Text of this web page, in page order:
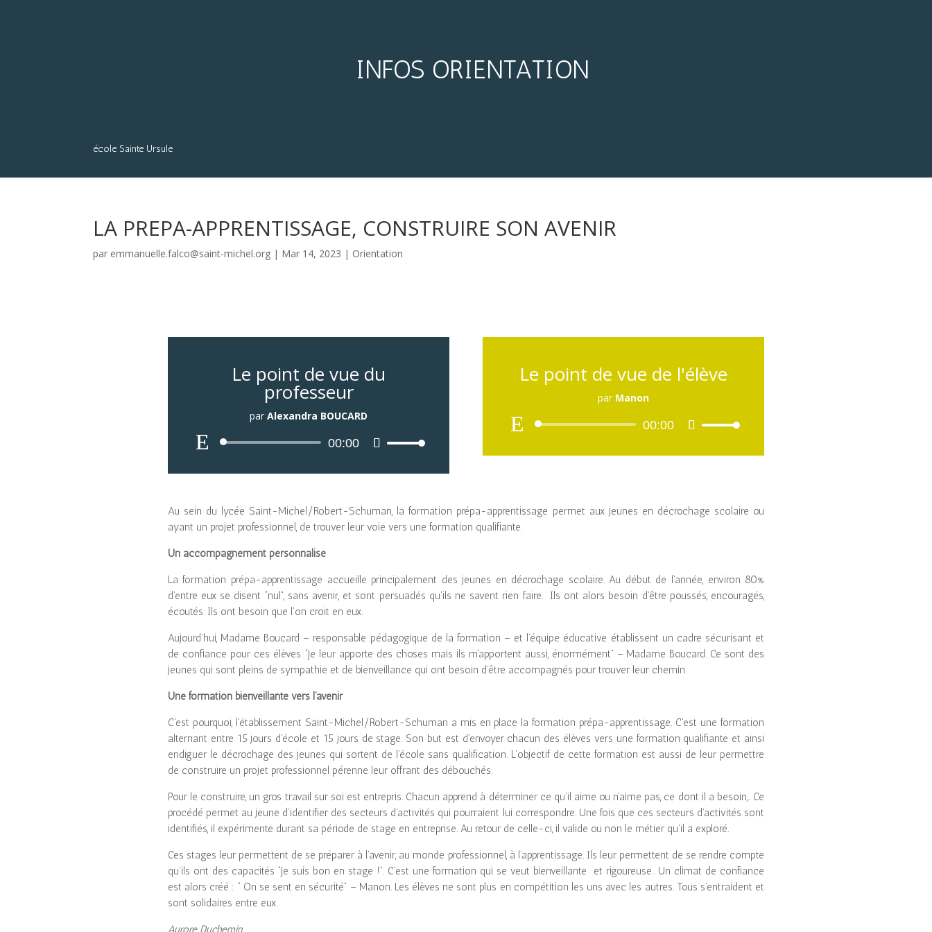
INFOS ORIENTATION
école Sainte Ursule
LA PREPA-APPRENTISSAGE, CONSTRUIRE SON AVENIR
par emmanuelle.falco@saint-michel.org | Mar 14, 2023 | Orientation
Le point de vue du
professeur
parAlexandra BOUCARD
Lecteur00:00
Utilisez
flèches
pour
augmenter
volume.
Le point de vue de l'élève
par Manon
Lecteur00:00
Utilisez
flèches
augmenter
ou
Au sein du lycée Saint-Michel/Robert-Schuman, la formation prépa-apprentissage permet aux jeunes en décrochage scolaire ou
ayant un projet professionnel, de trouver leur voie vers une formation qualifiante.
Un accompagnement personnalisé
La formation prépa-apprentissage accueille principalement des jeunes en décrochage scolaire. Au début de l’année, environ 80%
d’entre eux se disent “nul”, sans avenir, et sont persuadés qu’ils ne savent rien faire. Ils ont alors besoin d’être poussés, encouragés,
écoutés. Ils ont besoin que l’on croit en eux.
Aujourd’hui, Madame Boucard – responsable pédagogique de la formation – et l’équipe éducative établissent un cadre sécurisant et
de confiance pour ces élèves. “Je leur apporte des choses mais ils m’apportent aussi, énormément” – Madame Boucard. Ce sont des
jeunes qui sont pleins de sympathie et de bienveillance qui ont besoin d’être accompagnés pour trouver leur chemin.
Une formation bienveillante vers l’avenir
C’est pourquoi, l’établissement Saint-Michel/Robert-Schuman a mis en place la formation prépa-apprentissage. C’est une formation
alternant entre 15 jours d’école et 15 jours de stage. Son but est d’envoyer chacun des élèves vers une formation qualifiante et ainsi
endiguer le décrochage des jeunes qui sortent de l’école sans qualification. L’objectif de cette formation est aussi de leur permettre
de construire un projet professionnel pérenne leur offrant des débouchés.
Pour le construire, un gros travail sur soi est entrepris. Chacun apprend à déterminer ce qu’il aime ou n’aime pas, ce dont il a besoin,.. Ce
procédé permet au jeune d’identifier des secteurs d’activités qui pourraient lui correspondre. Une fois que ces secteurs d’activités sont
identifiés, il expérimente durant sa période de stage en entreprise. Au retour de celle-ci, il valide ou non le métier qu’il a exploré.
Ces stages leur permettent de se préparer à l’avenir, au monde professionnel, à l’apprentissage. Ils leur permettent de se rendre compte
qu’ils ont des capacités “Je suis bon en stage !”. C’est une formation qui se veut bienveillante et rigoureuse.. Un climat de confiance
est alors créé : “ On se sent en sécurité” – Manon. Les élèves ne sont plus en compétition les uns avec les autres. Tous s’entraident et
sont solidaires entre eux.
Aurore Duchemin